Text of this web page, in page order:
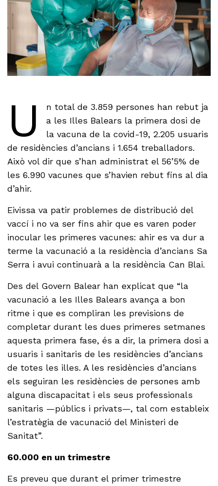
U
n total de 3.859 persones han rebut ja
a les Illes Balears la primera dosi de
la vacuna de la covid-19, 2.205 usuaris
de residències d’ancians i 1.654 treballadors.
Això vol dir que s’han administrat el 56’5% de
les 6.990 vacunes que s’havien rebut fins al dia
d’ahir.
Eivissa va patir problemes de distribució del
vaccí i no va ser fins ahir que es varen poder
inocular les primeres vacunes: ahir es va dur a
terme la vacunació a la residència d’ancians Sa
Serra i avui continuarà a la residència Can Blai.
Des del Govern Balear han explicat que “la
vacunació a les Illes Balears avança a bon
ritme i que es compliran les previsions de
completar durant les dues primeres setmanes
aquesta primera fase, és a dir, la primera dosi a
usuaris i sanitaris de les residències d’ancians
de totes les illes. A les residències d’ancians
els seguiran les residències de persones amb
alguna discapacitat i els seus professionals
sanitaris —públics i privats—, tal com estableix
l’estratègia de vacunació del Ministeri de
Sanitat”.
60.000 en un trimestre
Es preveu que durant el primer trimestre